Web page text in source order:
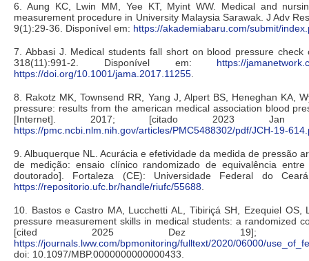
6. Aung KC, Lwin MM, Yee KT, Myint WW. Medical and
measurement procedure in University Malaysia Sarawak. J Adv
9(1):29-36. Disponível em: https://akademiabaru.com/submit/
7. Abbasi J. Medical students fall short on blood pressure
318(11):991-2. Disponível em: https://
https://doi.org/10.1001/jama.2017.11255.
8. Rakotz MK, Townsend RR, Yang J, Alpert BS, Heneghan KA,
pressure: results from the american medical association blood
[Internet]. 2017; [citado 2023 Jan
https://pmc.ncbi.nlm.nih.gov/articles/PMC5488302/pdf/JCH-19-
9. Albuquerque NL. Acurácia e efetividade da medida de pressão
de medição: ensaio clínico randomizado de equivalência
doutorado]. Fortaleza (CE): Universidade Federal do
https://repositorio.ufc.br/handle/riufc/55688.
10. Bastos e Castro MA, Lucchetti AL, Tibiriçá SH, Ezequiel
pressure measurement skills in medical students: a randomized
[cited 2025 Dez 19];
https://journals.lww.com/bpmonitoring/fulltext/2020/06000/
doi: 10.1097/MBP.0000000000000433.